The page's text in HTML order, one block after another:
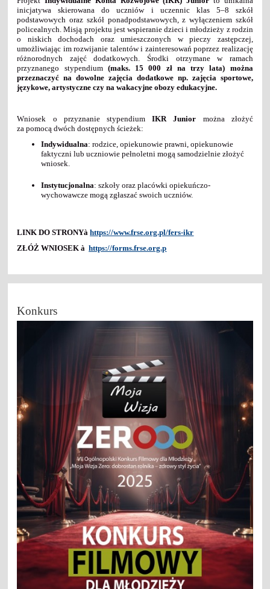
inicjatywa skierowana do uczniów i uczennic klas 5–8 szkół
podstawowych oraz szkół ponadpodstawowych, z wyłączeniem szkół
policealnych. Misją projektu jest wspieranie dzieci i młodzieży z rodzin
o niskich dochodach oraz umieszczonych w pieczy zastępczej,
umożliwiając im rozwijanie talentów i zainteresowań poprzez realizację
różnorodnych zajęć dodatkowych. Środki otrzymane w ramach
przyznanego stypendium(maks. 15 000 zł na trzy lata) można
przeznaczyć na dowolne zajęcia dodatkowe np. zajęcia sportowe,
językowe, artystyczne czy na wakacyjne obozy edukacyjne.
Wniosek o przyznanie stypendiumIKR Junior można złożyć
za pomocą dwóch dostępnych ścieżek:
Indywidualna: rodzice, opiekunowie prawni, opiekunowie
faktyczni lub uczniowie pełnoletni mogą samodzielnie złożyć
wniosek.
Instytucjonalna: szkoły oraz placówki opiekuńczo-
wychowawcze mogą zgłaszać swoich uczniów.
LINK DO STRONYà https://www.frse.org.pl/fers-ikr
ZŁÓŻ WNIOSEKà https://forms.frse.org.p
Konkurs